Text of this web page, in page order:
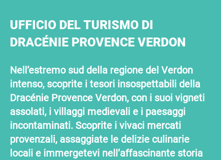
UFFICIO DEL TURISMO DI
DRACÉNIE PROVENCE VERDON
Nell’estremo sud della regione del Verdon
intenso, scoprite i tesori insospettabili della
Dracénie Provence Verdon, con i suoi vigneti
assolati, i villaggi medievali e i paesaggi
incontaminati. Scoprite i vivaci mercati
provenzali, assaggiate le delizie culinarie
locali e immergetevi nell’affascinante storia